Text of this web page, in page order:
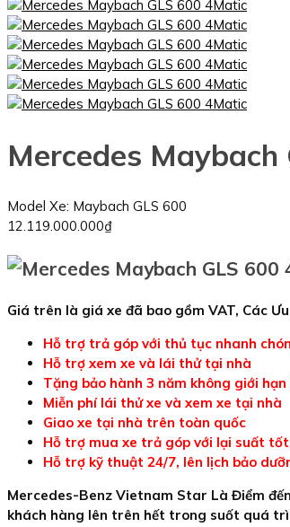
Mercedes
Model Xe: Maybach GLS 600
12.119.000.000₫
Giá trên là giá xe đã bao gồm VAT, Các
Hỗ trợ trả góp với thủ tục nhanh
Hỗ trợ xem xe và lái thử tại nhà
Tặng bảo hành 3 năm không giới
Miễn phí lái thử xe và xem xe tại nhà
Giao xe tại nhà trên toàn quốc
Hỗ trợ mua xe trả góp với lại suất
Hỗ trợ kỹ thuật 24/7, lên lịch bảo
Mercedes-Benz Vietnam Star Là Điểm
khách hàng lên trên hết trong suốt quá